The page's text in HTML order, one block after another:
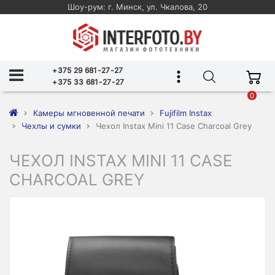
Шоу-рум: г. Минск, ул. Чкалова, 20
+375 29 681-27-27
+375 33 681-27-27
0
Камеры мгновенной печати
Fujifilm Instax
Чехлы и сумки
Чехол Instax Mini 11 Case Charcoal Grey
ЧЕХОЛ INSTAX MINI 11 CASE
CHARCOAL GREY